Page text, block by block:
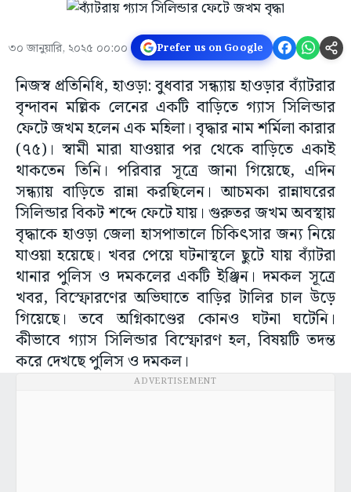
৩০ জানুয়ারি, ২০২৫ ০০:০০ Prefer us on Google
নিজস্ব প্রতিনিধি, হাওড়া: বুধবার সন্ধ্যায় হাওড়ার ব্যাঁটরার
বৃন্দাবন মল্লিক লেনের একটি বাড়িতে গ্যাস সিলিন্ডার
ফেটে জখম হলেন এক মহিলা। বৃদ্ধার নাম শর্মিলা কারার
(৭৫)। স্বামী মারা যাওয়ার পর থেকে বাড়িতে একাই
থাকতেন তিনি। পরিবার সূত্রে জানা গিয়েছে, এদিন
সন্ধ্যায় বাড়িতে রান্না করছিলেন। আচমকা রান্নাঘরের
সিলিন্ডার বিকট শব্দে ফেটে যায়। গুরুতর জখম অবস্থায়
বৃদ্ধাকে হাওড়া জেলা হাসপাতালে চিকিৎসার জন্য নিয়ে
যাওয়া হয়েছে। খবর পেয়ে ঘটনাস্থলে ছুটে যায় ব্যাঁটরা
থানার পুলিস ও দমকলের একটি ইঞ্জিন। দমকল সূত্রে
খবর, বিস্ফোরণের অভিঘাতে বাড়ির টালির চাল উড়ে
গিয়েছে। তবে অগ্নিকাণ্ডের কোনও ঘটনা ঘটেনি।
কীভাবে গ্যাস সিলিন্ডার বিস্ফোরণ হল, বিষয়টি তদন্ত
করে দেখছে পুলিস ও দমকল।
ADVERTISEMENT